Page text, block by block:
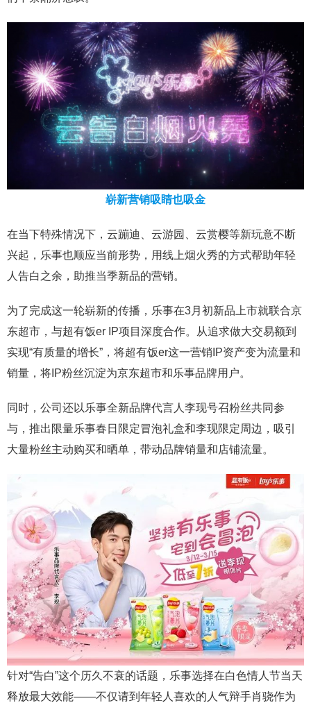
崭新营销吸睛也吸金
在当下特殊情况下，云蹦迪、云游园、云赏樱等新玩意不断
兴起，乐事也顺应当前形势，用线上烟火秀的方式帮助年轻
人告白之余，助推当季新品的营销。
为了完成这一轮崭新的传播，乐事在3月初新品上市就联合京
东超市，与超有饭er IP项目深度合作。从追求做大交易额到
实现“有质量的增长”，将超有饭er这一营销IP资产变为流量和
销量，将IP粉丝沉淀为京东超市和乐事品牌用户。
同时，公司还以乐事全新品牌代言人李现号召粉丝共同参
与，推出限量乐事春日限定冒泡礼盒和李现限定周边，吸引
大量粉丝主动购买和晒单，带动品牌销量和店铺流量。
针对“告白”这个历久不衰的话题，乐事选择在白色情人节当天
释放最大效能——不仅请到年轻人喜欢的人气辩手肖骁作为